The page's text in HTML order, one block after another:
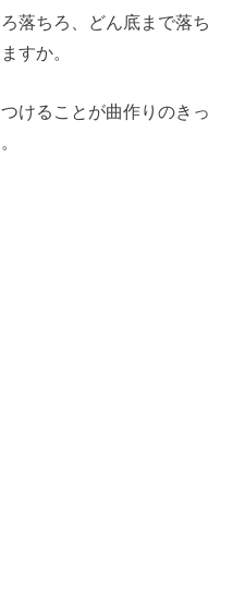
落ちろ、どん底まで落ち
すか。
けることが曲作りのきっ